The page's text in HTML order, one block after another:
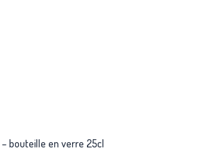
– bouteille en verre 25cl